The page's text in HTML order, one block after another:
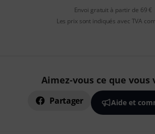
Envoi gratuit à partir de 69 €
Les prix sont indiqués avec TVA
Aimez-vous ce que vous
Partager Aide et